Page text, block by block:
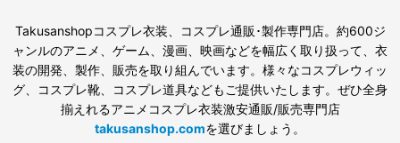
Takusanshopコスプレ衣装、コスプレ通販･製作専門店。約600ジ
ャンルのアニメ、ゲーム、漫画、映画などを幅広く取り扱って、衣
装の開発、製作、販売を取り組んでいます。様々なコスプレウィッ
グ、コスプレ靴、コスプレ道具などもご提供いたします。ぜひ全身
揃えれるアニメコスプレ衣装激安通販/販売専門店
takusanshop.comを選びましょう。